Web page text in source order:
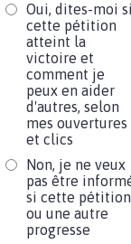
Oui, dites-moi
cette pétition
atteint la
victoire et
comment je
peux en aider
d'autres, selon
mes ouvertures
et clics
Non, je ne veux
pas être
si cette pétition
ou une autre
progresse